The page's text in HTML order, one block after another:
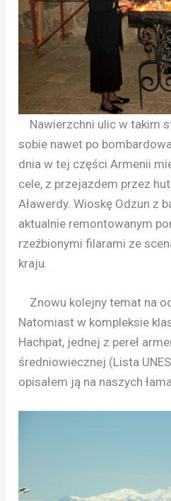
Nawierzchni ulic w takim
sobie nawet po
dnia w tej części Armenii
cele, z przejazdem przez
Aławerdy. Wioskę Odzun z
aktualnie remontowanym
rzeźbionymi filarami ze
kraju.
Znowu kolejny temat na
Natomiast w kompleksie
Hachpat, jednej z pereł
średniowiecznej (Lista
opisałem ją na naszych